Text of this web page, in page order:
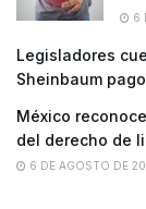
6
Legisladores
Sheinbaum
México
del derecho de
6 DE AGOSTO DE